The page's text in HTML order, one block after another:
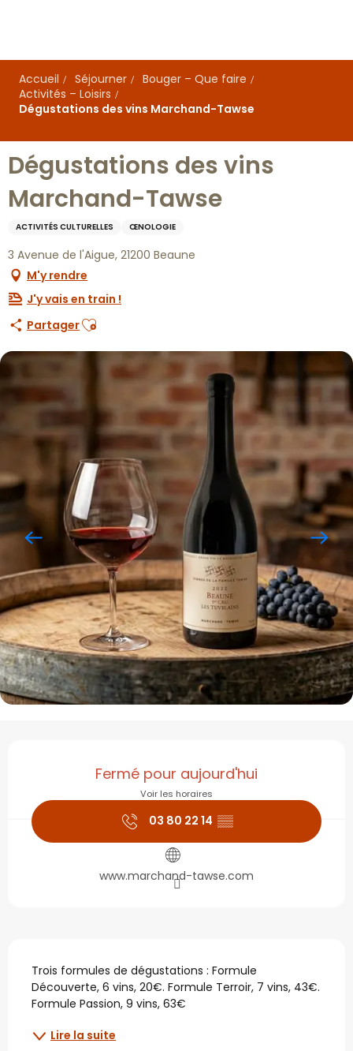
principal
Accueil
Séjourner
Bouger – Que faire
Activités – Loisirs
Dégustations des vins Marchand-Tawse
Dégustations des vins
Marchand-Tawse
ACTIVITÉS CULTURELLES ŒNOLOGIE
3 Avenue de l'Aigue, 21200 Beaune
M'y rendre
J'y vais en train !
PartagerAjouter aux favoris
Ouverture et
Fermé pour aujourd'hui
Voir les horaires
03 80 22 14 ▒▒
www.marchand-tawse.com
Description
Trois formules de dégustations : Formule
Découverte, 6 vins, 20€. Formule Terroir, 7 vins, 43€.
Formule Passion, 9 vins, 63€
Lire la suite